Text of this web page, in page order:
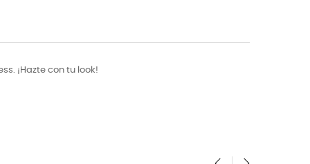
¡Hazte con tu look!